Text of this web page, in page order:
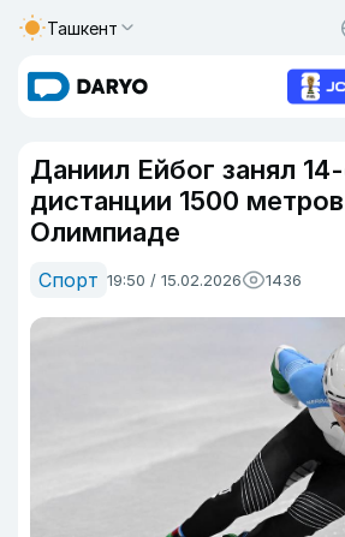
Ташкент
Даниил Ейбог занял
дистанции 1500
Олимпиаде
Спорт 19:50 / 15.02.2026 1436